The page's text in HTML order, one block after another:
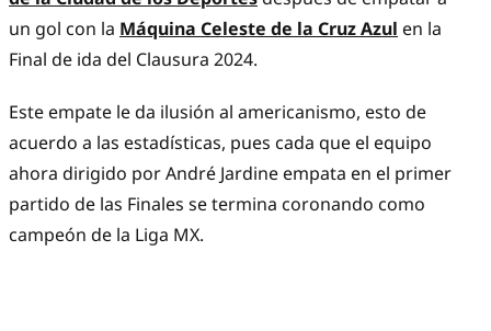
un gol con la Máquina Celeste de la Cruz Azul en la
Final de ida del Clausura 2024.
Este empate le da ilusión al americanismo, esto de
acuerdo a las estadísticas, pues cada que el equipo
ahora dirigido por André Jardine empata en el primer
partido de las Finales se termina coronando como
campeón de la Liga MX.